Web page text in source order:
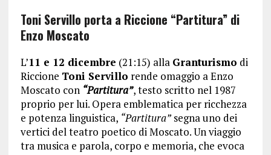
Toni Servillo porta a Riccione “Partitura” di
Enzo Moscato
L’11 e 12 dicembre (21:15) alla Granturismo di
Riccione Toni Servillo rende omaggio a Enzo
Moscato con “Partitura”, testo scritto nel 1987
proprio per lui. Opera emblematica per ricchezza
e potenza linguistica, “Partitura”segna uno dei
vertici del teatro poetico di Moscato. Un viaggio
tra musica e parola, corpo e memoria, che evoca